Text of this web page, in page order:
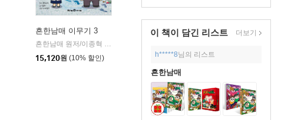
이 책이 담긴 리스트 더보기
h*****8님의 리스트
흔한남매
미래엔아이세움
흔한남매 이무기 3
흔한남매 원저/이종혁 글/도니패밀리 그림/흔한컴퍼니 감수
15,120원 (10% 할인)